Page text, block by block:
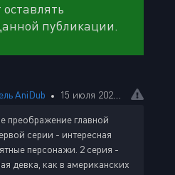
оставлять
публикации.
AniDub 15 июля 2026 08:55
преображение главной
серии - интересная
персонажи. 2 серия -
девка, как в американских